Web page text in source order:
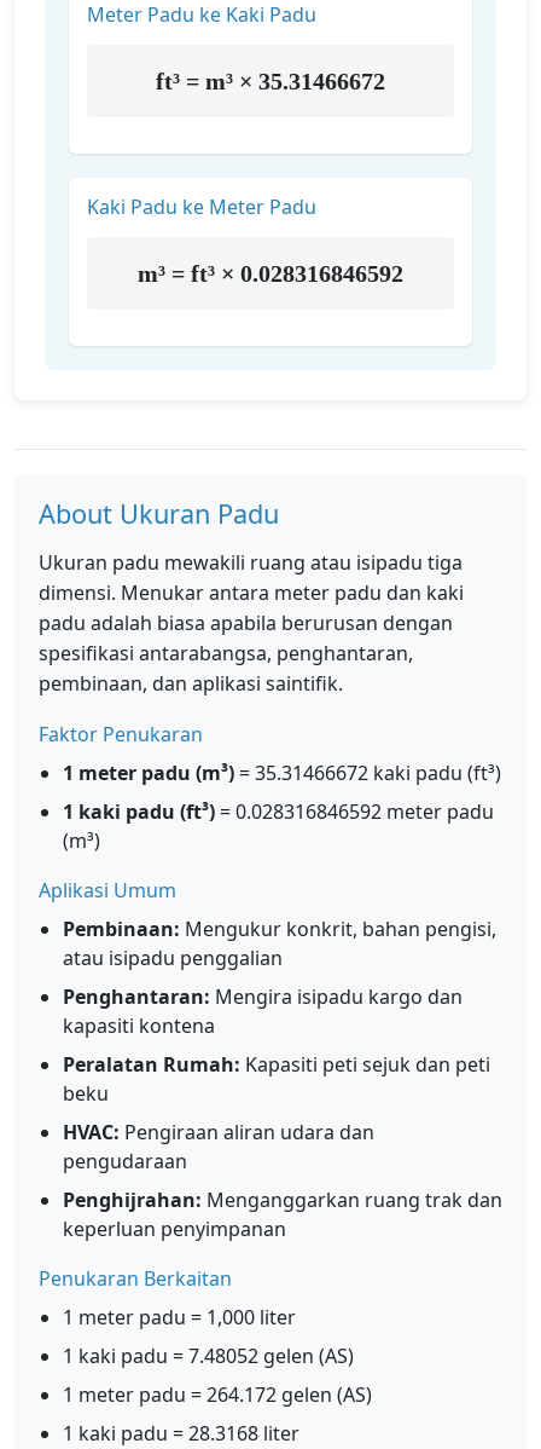
Meter Padu ke Kaki Padu
ft³ = m³ × 35.31466672
Kaki Padu ke Meter Padu
m³ = ft³ × 0.028316846592
About Ukuran Padu
Ukuran padu mewakili ruang atau isipadu tiga
dimensi. Menukar antara meter padu dan kaki
padu adalah biasa apabila berurusan dengan
spesifikasi antarabangsa, penghantaran,
pembinaan, dan aplikasi saintifik.
Faktor Penukaran
1 meter padu (m³)= 35.31466672 kaki padu (ft³)
1 kaki padu (ft³)= 0.028316846592 meter padu
(m³)
Aplikasi Umum
Pembinaan: Mengukur konkrit, bahan pengisi,
atau isipadu penggalian
Penghantaran: Mengira isipadu kargo dan
kapasiti kontena
Peralatan Rumah: Kapasiti peti sejuk dan peti
beku
HVAC: Pengiraan aliran udara dan
pengudaraan
Penghijrahan: Menganggarkan ruang trak dan
keperluan penyimpanan
Penukaran Berkaitan
1 meter padu = 1,000 liter
1 kaki padu = 7.48052 gelen (AS)
1 meter padu = 264.172 gelen (AS)
1 kaki padu = 28.3168 liter